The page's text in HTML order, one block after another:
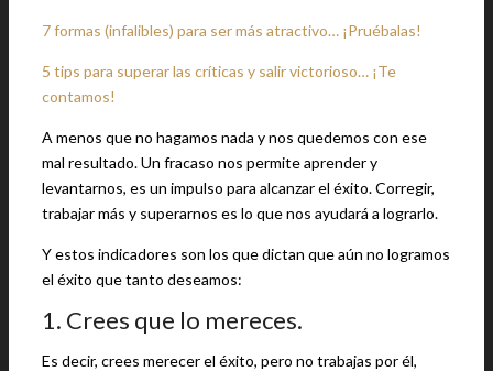
7 formas (infalibles) para ser más atractivo… ¡Pruébalas!
5 tips para superar las críticas y salir victorioso… ¡Te
contamos!
A menos que no hagamos nada y nos quedemos con ese
mal resultado. Un fracaso nos permite aprender y
levantarnos, es un impulso para alcanzar el éxito. Corregir,
trabajar más y superarnos es lo que nos ayudará a lograrlo.
Y estos indicadores son los que dictan que aún no logramos
el éxito que tanto deseamos:
1. Crees que lo mereces.
Es decir, crees merecer el éxito, pero no trabajas por él,